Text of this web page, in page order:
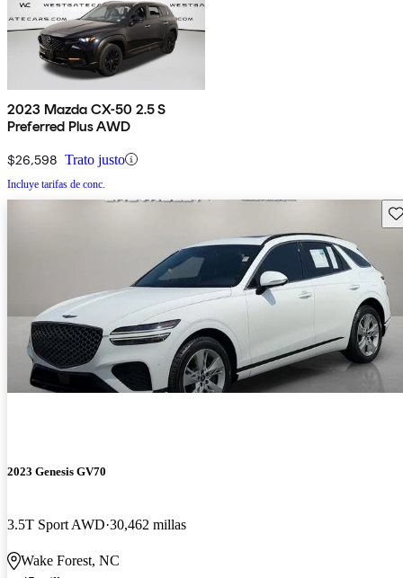
2023 Mazda CX-50 2.5 S
Preferred Plus AWD
$26,598 Trato justo
Incluye tarifas de conc.
2023 Genesis GV70
3.5T Sport AWD 30,462 millas
Wake Forest, NC